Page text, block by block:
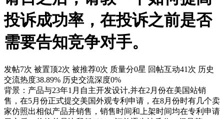
投诉成功率，在投诉之前是否
需要告知竞争对手。
发帖7次 被置顶2次 被推荐0次 质量分0星 回帖互动41次 历史
交流热度38.89% 历史交流深度0%
背景：产品与23年1月自主开发设计,并在2月份在美国站销
售，在5月份正式提交美国外观专利申请，在8月份时有几个卖
家仿照出相似产品并销售，销售时间和上架时间均在专利申请